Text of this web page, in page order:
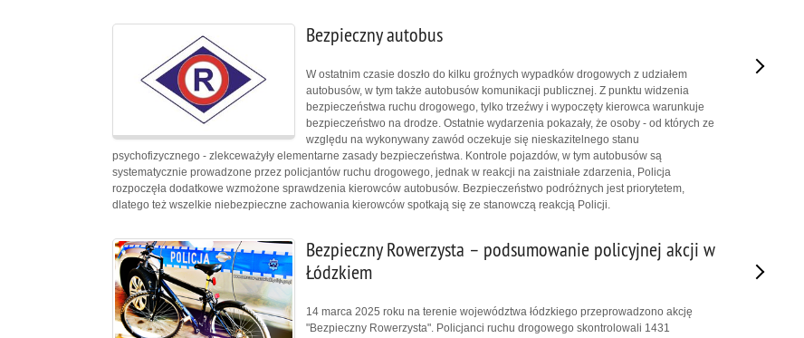
Bezpieczny autobus
W ostatnim czasie doszło do kilku groźnych wypadków drogowych z udziałem
autobusów, w tym także autobusów komunikacji publicznej. Z punktu widzenia
bezpieczeństwa ruchu drogowego, tylko trzeźwy i wypoczęty kierowca warunkuje
bezpieczeństwo na drodze. Ostatnie wydarzenia pokazały, że osoby - od których ze
względu na wykonywany zawód oczekuje się nieskazitelnego stanu
psychofizycznego - zlekceważyły elementarne zasady bezpieczeństwa. Kontrole pojazdów, w tym autobusów są
systematycznie prowadzone przez policjantów ruchu drogowego, jednak w reakcji na zaistniałe zdarzenia, Policja
rozpoczęła dodatkowe wzmożone sprawdzenia kierowców autobusów. Bezpieczeństwo podróżnych jest priorytetem,
dlatego też wszelkie niebezpieczne zachowania kierowców spotkają się ze stanowczą reakcją Policji.
Bezpieczny Rowerzysta – podsumowanie policyjnej akcji w
Łódzkiem
14 marca 2025 roku na terenie województwa łódzkiego przeprowadzono akcję
"Bezpieczny Rowerzysta". Policjanci ruchu drogowego skontrolowali 1431